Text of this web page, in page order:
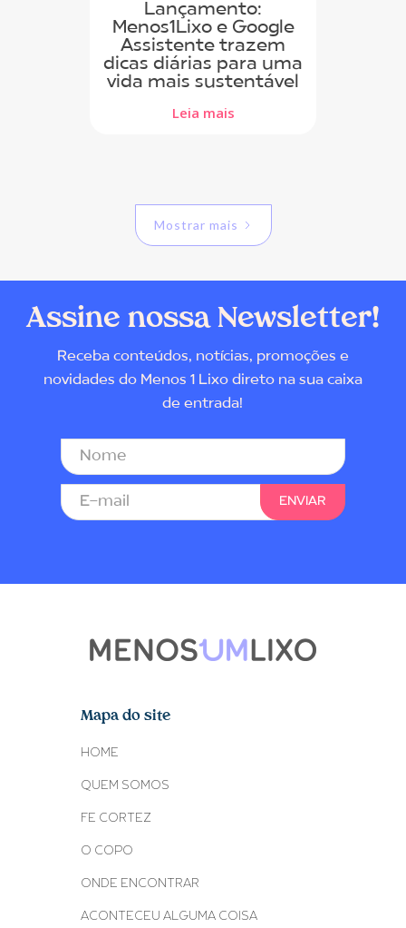
Lançamento:
Menos1Lixo e Google
Assistente trazem
dicas diárias para uma
vida mais sustentável
Leia mais
Mostrar mais
Assine nossa Newsletter!
Receba conteúdos, notícias, promoções e
novidades do Menos 1 Lixo direto na sua caixa
de entrada!
Mapa do site
HOME
QUEM SOMOS
FE CORTEZ
O COPO
ONDE ENCONTRAR
ACONTECEU ALGUMA COISA